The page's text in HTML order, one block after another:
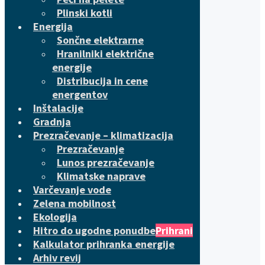
Plinski kotli
Energija
Sončne elektrarne
Hranilniki električne
energije
Distribucija in cene
energentov
Inštalacije
Gradnja
Prezračevanje – klimatizacija
Prezračevanje
Lunos prezračevanje
Klimatske naprave
Varčevanje vode
Zelena mobilnost
Ekologija
Hitro do ugodne ponudbePrihrani
Kalkulator prihranka energije
Arhiv revij